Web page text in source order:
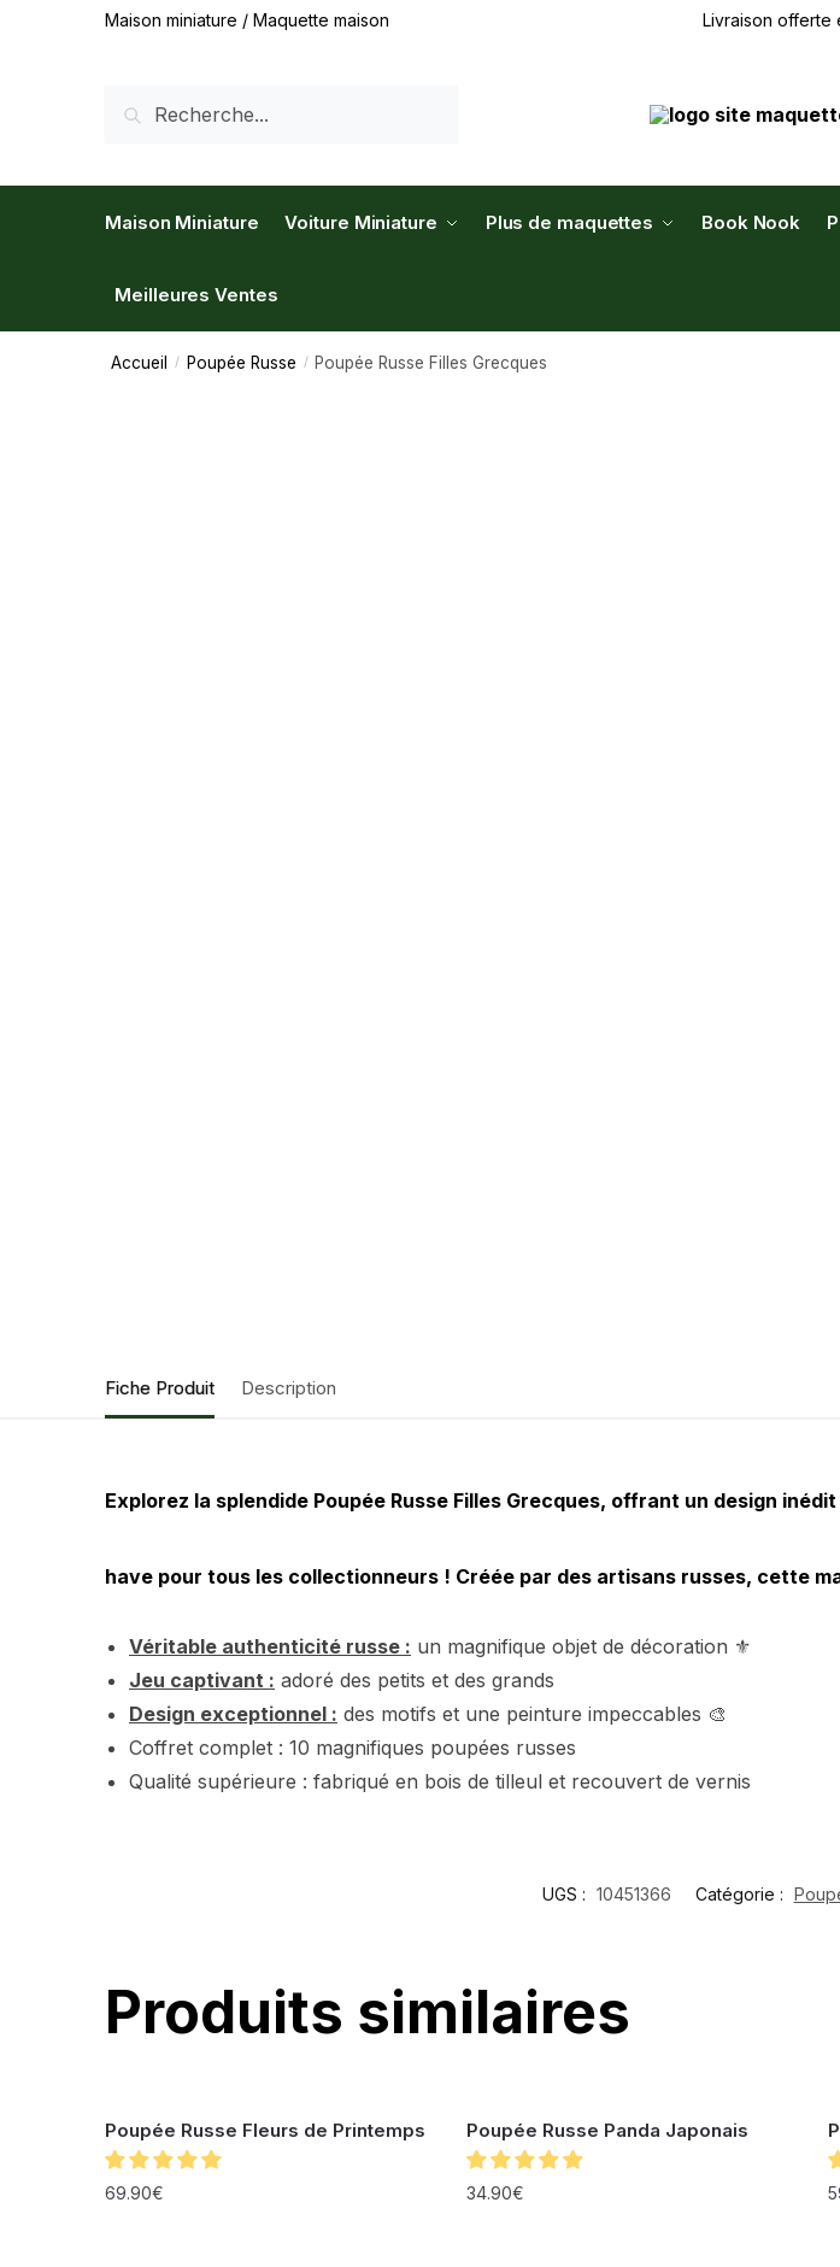
Maison miniature / Maquette maison Livraison offerte
Maison Miniature Voiture Miniature Plus de maquettes Book Nook
Meilleures Ventes
Accueil / Poupée Russe / Poupée Russe Filles Grecques
Fiche Produit Description
Explorez la splendide Poupée Russe Filles Grecques, offrant un design
have pour tous les collectionneurs ! Créée par des artisans russes, cette
Véritable authenticité russe : un magnifique objet de décoration ⚜️
Jeu captivant : adoré des petits et des grands
Design exceptionnel : des motifs et une peinture impeccables 🎨
Coffret complet : 10 magnifiques poupées russes
Qualité supérieure : fabriqué en bois de tilleul et recouvert de vernis
UGS : 10451366 Catégorie :
Produits similaires
Poupée Russe Fleurs de Printemps
69.90€
Poupée Russe Panda Japonais
34.90€